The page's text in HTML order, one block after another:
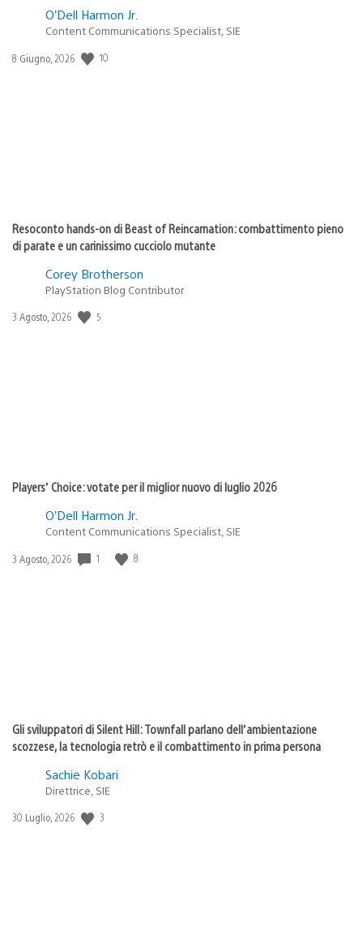
O’Dell Harmon Jr.
Content Communications Specialist, SIE
Data
8 Giugno, 2026 10
Resoconto hands-on di Beast of Reincarnation: combattimento pieno
di parate e un carinissimo cucciolo mutante
Corey Brotherson
PlayStation Blog Contributor
Data
3 Agosto, 2026 5
Players’ Choice: votate per il miglior nuovo di luglio 2026
O’Dell Harmon Jr.
Content Communications Specialist, SIE
Data
3 Agosto, 2026 1 8
Gli sviluppatori di Silent Hill: Townfall parlano dell’ambientazione
scozzese, la tecnologia retrò e il combattimento in prima persona
Sachie Kobari
Direttrice, SIE
Data
30 Luglio, 2026 3